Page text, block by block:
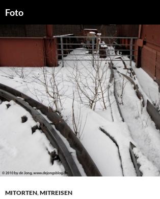
Inhalt
Foto
MITORTEN,MITREISEN